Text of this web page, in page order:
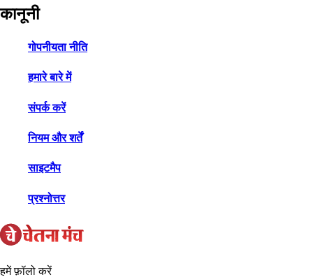
कानूनी
गोपनीयता नीति
हमारे बारे में
संपर्क करें
नियम और शर्तें
साइटमैप
प्रश्नोत्तर
हमें फ़ॉलो करें